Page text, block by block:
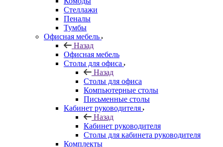
Стеллажи
Пеналы
Тумбы
Офисная мебель
Назад
Офисная мебель
Столы для офиса
Назад
Столы для офиса
Компьютерные столы
Письменные столы
Кабинет руководителя
Назад
Кабинет руководителя
Столы для кабинета руководителя
Комплекты